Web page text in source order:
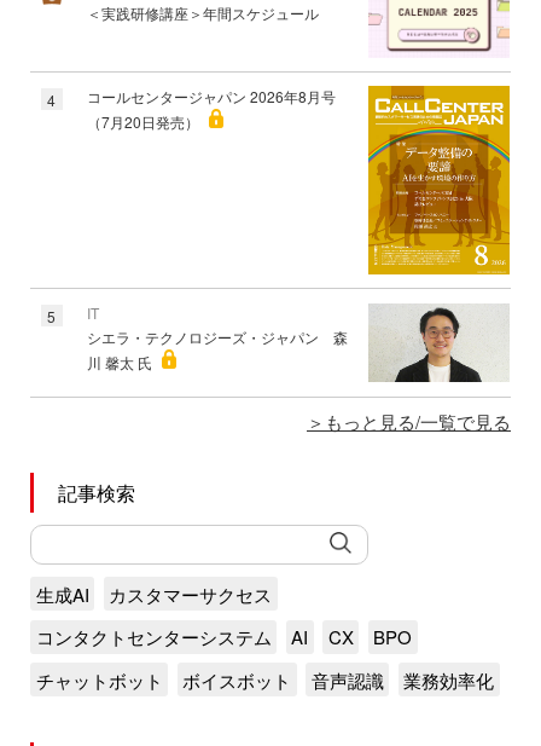
＜実践研修講座＞年間スケジュール
4
コールセンタージャパン 2026年8月号
（7月20日発売）
5
IT
シエラ・テクノロジーズ・ジャパン 森
川 馨太 氏
もっと見る/一覧で見る
記事検索
生成AI
カスタマーサクセス
コンタクトセンターシステム
AI CX
BPO
チャットボット
ボイスボット 音声認識 業務効率化